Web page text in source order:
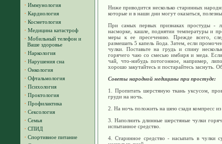
· Иммунология
· Кардиология
· Косметология
· Медицина катастроф
· Мобильный телефон и
Ваше здоровье
· Наркология
· Нарушения сна
· Онкология
· Офтальмология
· Психология
· Проктология
· Профилактика
· Сексология
· Семья
· СПИД
· Спортивное питание
Ниже приводится несколько старинных
которые и в наши дни могут оказаться,
При самых первых признаках простуды -
насморке, кашле, поднятии температуры и
меры к ее пресечению. Прежде всего,
размешать 5 капель йода. Затем, если
чулки. Поставьте на грудь и спину
горячего чаю со смесью имбиря и меда.
чай, что-нибудь потогонное, например,
хорошо закутайтесь и постарайтесь заснуть.
Советы народной медицины при простуде:
1. Пропитать шерстяную ткань уксусом,
груди на ночь.
2. На ночь положить на шею сзади компресс из
3. Наполнить длинные шерстяные чулки
испытанное средство.
4. Старинное средство - насыпать в чулки